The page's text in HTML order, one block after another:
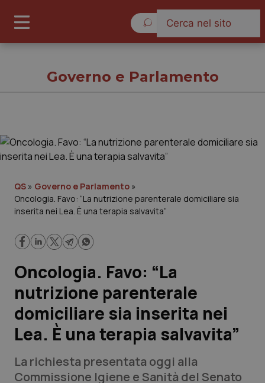
Governo e Parlamento
Regioni e Asl
Lavoro e Professioni
Scienza e Farmaci
Studi e Analisi
Lettere al direttore
Governo e Parlamento
QS » Governo e Parlamento »
Oncologia. Favo: “La nutrizione parenterale domiciliare sia
inserita nei Lea. È una terapia salvavita”
Oncologia. Favo: “La
nutrizione parenterale
domiciliare sia inserita nei
Lea. È una terapia salvavita”
La richiesta presentata oggi alla
Commissione Igiene e Sanità del Senato